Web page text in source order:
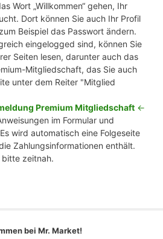
Wort „Willkommen“ gehen, Ihr
Dort können Sie auch Ihr Profil
Beispiel das Passwort ändern.
eingelogged sind, können Sie
Seiten lesen, darunter auch das
Mitgliedschaft, das Sie auch
unter dem Reiter "Mitglied
Premium Mitgliedschaft <-
im Formular und
wird automatisch eine Folgeseite
Zahlungsinformationen enthält.
bitte zeitnah.
bei Mr. Market!